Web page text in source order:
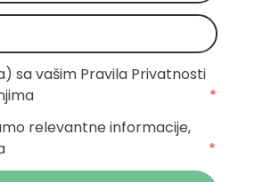
sa vašim Pravila Privatnosti
*
relevantne informacije,
*